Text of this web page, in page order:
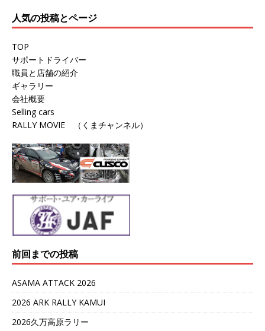
人気の投稿とページ
TOP
サポートドライバー
職員と店舗の紹介
ギャラリー
会社概要
Selling cars
RALLY MOVIE （くまチャンネル）
前回までの投稿
ASAMA ATTACK 2026
2026 ARK RALLY KAMUI
2026久万高原ラリー